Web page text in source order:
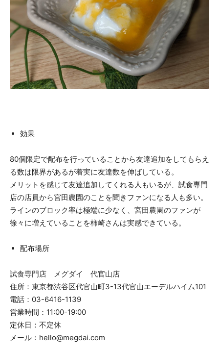
効果
80個限定で配布を行っていることから友達追加をしてもらえ
る数は限界があるが着実に友達数を伸ばしている。
メリットを感じて友達追加してくれる人もいるが、試食専門
店の店員から宮田農園のことを聞きファンになる人も多い。
ラインのブロック率は極端に少なく、宮田農園のファンが
徐々に増えていることを柿崎さんは実感できている。
配布場所
試食専門店 メグダイ 代官山店
住所：東京都渋谷区代官山町3-13代官山エーデルハイム101
電話：03-6416-1139
営業時間：11:00-19:00
定休日：不定休
メール：hello@megdai.com